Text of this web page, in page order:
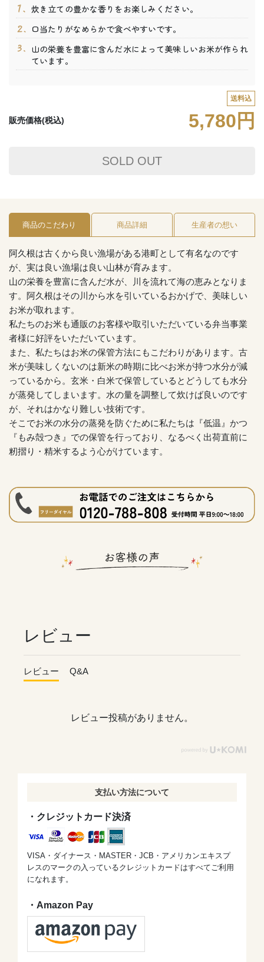
炊き立ての豊かな香りをお楽しみください。
口当たりがなめらかで食べやすいです。
山の栄養を豊富に含んだ水によって美味しいお米が作られ
ています。
送料込
販売価格(税込) 5,780円
SOLD OUT
商品のこだわり 商品詳細 生産者の想い
阿久根は古くから良い漁場がある港町として有名なのです
が、実は良い漁場は良い山林が育みます。
山の栄養を豊富に含んだ水が、川を流れて海の恵みとなりま
す。阿久根はその川から水を引いているおかげで、美味しい
お米が取れます。
私たちのお米も通販のお客様や取引いただいている弁当事業
者様に好評をいただいています。
また、私たちはお米の保管方法にもこだわりがあります。古
米が美味しくないのは新米の時期に比べお米が持つ水分が減
っているから。玄米・白米で保管しているとどうしても水分
が蒸発してしまいます。水の量を調整して炊けば良いのです
が、それはかなり難しい技術です。
そこでお米の水分の蒸発を防ぐために私たちは『低温』かつ
『もみ殻つき』での保管を行っており、なるべく出荷直前に
籾摺り・精米するよう心がけています。
レビュー
レビュー Q&A
レビュー投稿がありません。
支払い方法について
・クレジットカード決済
VISA・ダイナース・MASTER・JCB・アメリカンエキスプ
レスのマークの入っているクレジットカードはすべてご利用
になれます。
・Amazon Pay